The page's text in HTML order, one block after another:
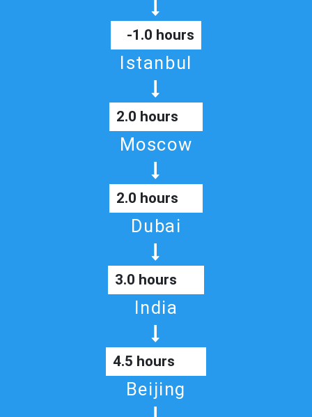
-1.0 hours
Istanbul
2.0 hours
Moscow
2.0 hours
Dubai
3.0 hours
India
4.5 hours
Beijing